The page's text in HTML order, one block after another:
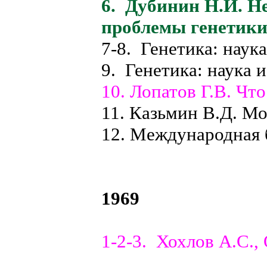
6. Дубинин Н.И.
проблемы
7-8. Генетика:
9. Генетика: наука
10. Лопатов Г.В.
11. Казьмин В.Д.
12. Международная
1969
1-2-3. Хохлов А.С.,